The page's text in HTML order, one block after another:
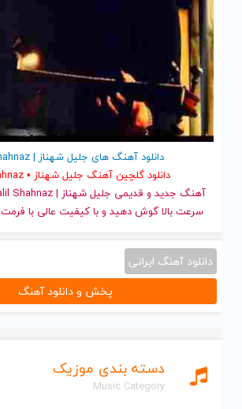
دسته بندی موزیک
Music Category
دانلود آهنگ های جلیل شهناز | Jalil Shahnaz
دانلود گلچین آهنگ جلیل شهناز • Jalil Shahnaz
آهنگ جدید
سرعت بالا گوش دهید و با کیفیت عالی با فرمت mp3 دانلود کنید
دانلود آهنگ ایرانی
پخش و دانلود آهنگ